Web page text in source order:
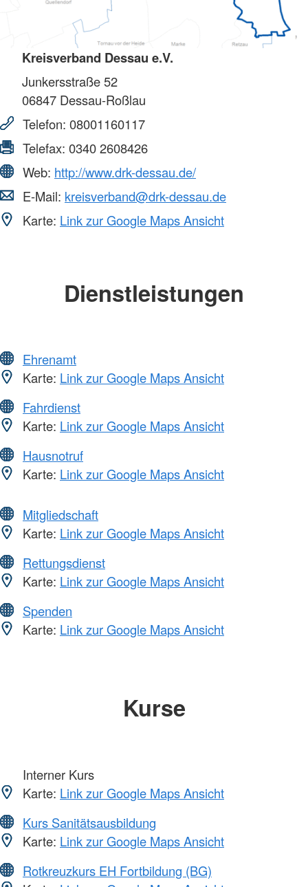
Kreisverband Dessau e.V.
Junkersstraße 52
06847 Dessau-Roßlau
Telefon: 08001160117
Telefax: 0340 2608426
Web: http://www.drk-dessau.de/
E-Mail: kreisverband@drk-dessau.de
Karte: Link zur Google Maps Ansicht
Dienstleistungen
Ehrenamt
Karte: Link zur Google Maps Ansicht
Fahrdienst
Karte: Link zur Google Maps Ansicht
Hausnotruf
Karte: Link zur Google Maps Ansicht
Mitgliedschaft
Karte: Link zur Google Maps Ansicht
Rettungsdienst
Karte: Link zur Google Maps Ansicht
Spenden
Karte: Link zur Google Maps Ansicht
Kurse
Interner Kurs
Karte: Link zur Google Maps Ansicht
Kurs Sanitätsausbildung
Karte: Link zur Google Maps Ansicht
Rotkreuzkurs EH Fortbildung (BG)